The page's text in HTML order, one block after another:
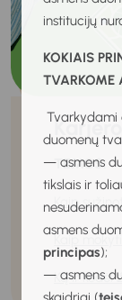
institucijų
KOKIAIS
TVARKOME
Tvarkydami
duomenų
— asmens
tikslais ir
asmens
principas);
— asmens
TEMOS:
Kaip
Kaip
Ką ir kodėl